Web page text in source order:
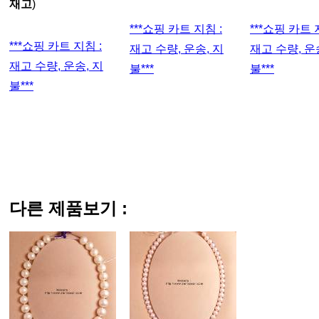
재고)
***쇼핑 카트 지침 :
재고 수량, 운송, 지
불***
***쇼핑 카트 지침 :
재고 수량, 운송, 지
불***
***쇼핑 카트 지침 :
재고 수량, 운
불***
다른 제품보기 :